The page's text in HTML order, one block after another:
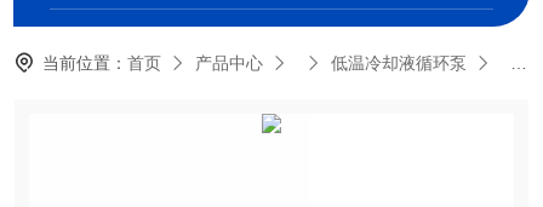
当前位置：首页 产品中心 低温冷却液循环泵